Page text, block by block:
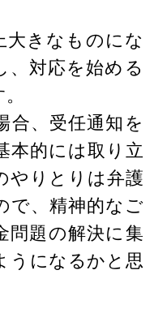
大きなものにな
、対応を始める
合、受任通知を
本的には取り立
やりとりは弁護
で、精神的なご
問題の解決に集
うになるかと思